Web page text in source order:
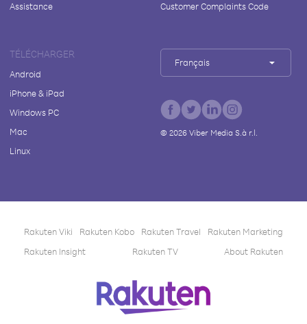
Assistance
Customer Complaints Code
TÉLÉCHARGER
Android
iPhone & iPad
Windows PC
Mac
Linux
Français
© 2026Viber Media S.à r.l.
Rakuten Viki Rakuten Kobo Rakuten Travel
Rakuten Marketing
Rakuten Insight
Rakuten TV About Rakuten